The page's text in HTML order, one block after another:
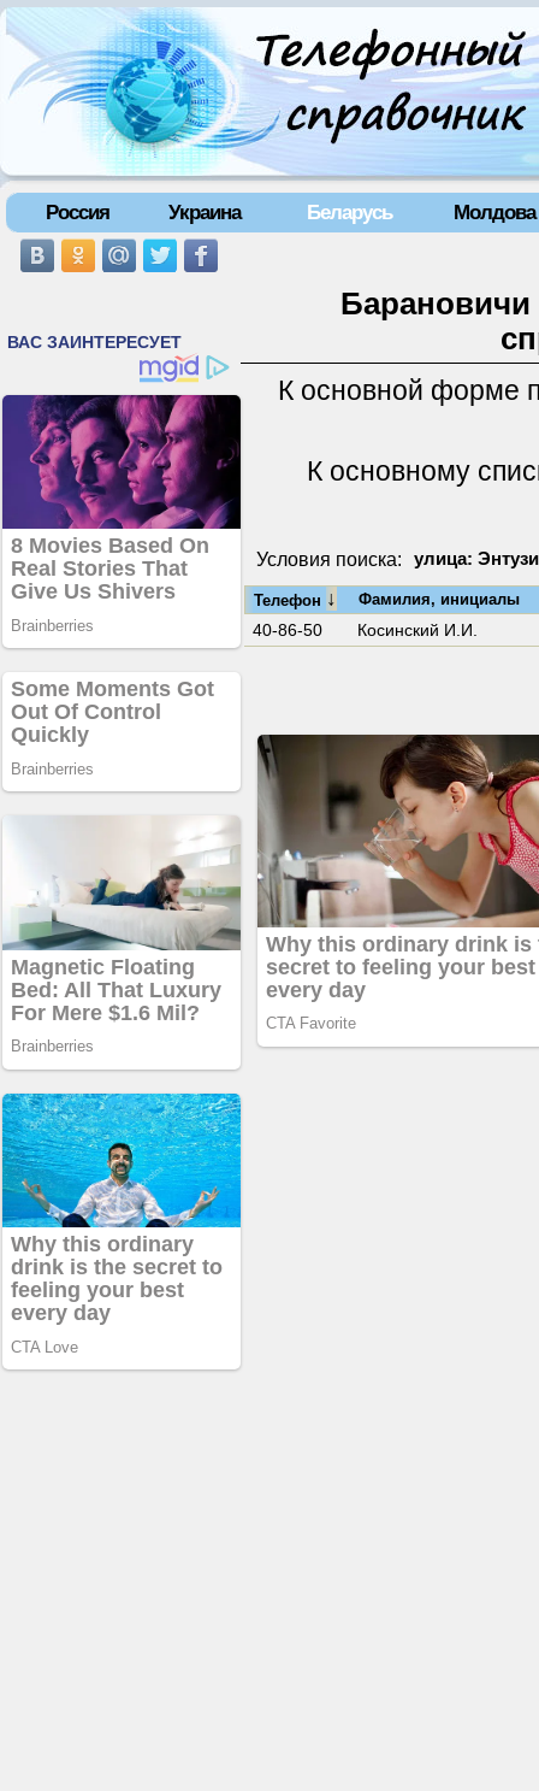
Россия Украина Беларусь Молдова
Барановичи
К основной форме
К основному
Условия поиска: улица:
Телефон ↓ Фамилия, инициалы
40-86-50 Косинский И.И.